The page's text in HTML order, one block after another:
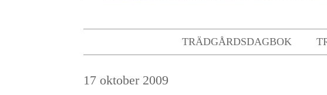
TRÄDGÅRDSDAGBOK
17 oktober 2009